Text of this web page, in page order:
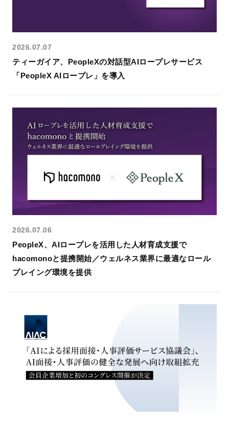
2026.07.07
ティーガイア、PeopleXの対話型AIロープレサービス
「PeopleX AIロープレ」を導入
2026.07.06
PeopleX、AIロープレを活用した人材育成支援で
hacomonoと提携開始／ウェルネス業界に最適なロール
プレイング環境を提供